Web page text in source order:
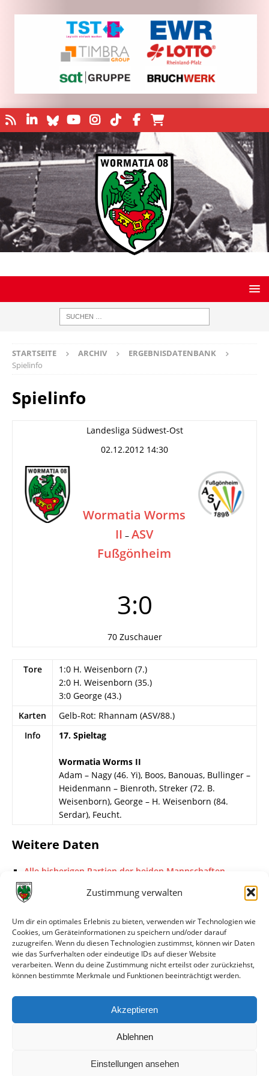
Zustimmung verwalten
Um dir ein optimales Erlebnis zu bieten, verwenden wir Technologien wie
Cookies, um Geräteinformationen zu speichern und/oder darauf
zuzugreifen. Wenn du diesen Technologien zustimmst, können wir Daten
wie das Surfverhalten oder eindeutige IDs auf dieser Website
verarbeiten. Wenn du deine Zustimmung nicht erteilst oder zurückziehst,
können bestimmte Merkmale und Funktionen beeinträchtigt werden.
Akzeptieren
Ablehnen
Einstellungen ansehen
STARTSEITE ARCHIV
ERGEBNISDATENBANK
Spielinfo
Spielinfo
Landesliga Südwest-Ost
02.12.2012 14:30
Wormatia Worms
II – ASV
Fußgönheim
3:0
70 Zuschauer
Tore
1:0 H. Weisenborn (7.)
2:0 H. Weisenborn (35.)
3:0 George (43.)
Karten
Gelb-Rot: Rhannam (ASV/88.)
Info
17. Spieltag
Wormatia Worms II
Adam – Nagy (46. Yi), Boos, Banouas, Bullinger –
Heidenmann – Bienroth, Streker (72. B.
Weisenborn), George – H. Weisenborn (84.
Serdar), Feucht.
Weitere Daten
Alle bisherigen Partien der beiden Mannschaften
anzeigen
Datum Quelle
Titel
03.12.2012
Wormser
Zeitung
Wormatia II schlägt
Landesliga-Spitzenreiter
wormatia.de
U23 deklassiert